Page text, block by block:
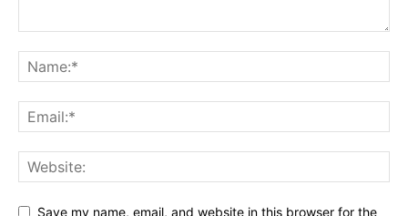
Save my name, email, and website in this browser for the